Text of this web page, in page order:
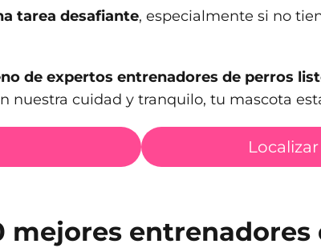
tarea desafiante, especialmente si no
de expertos entrenadores de perros
nuestra cuidad y tranquilo, tu mascota
mejores entrenadores